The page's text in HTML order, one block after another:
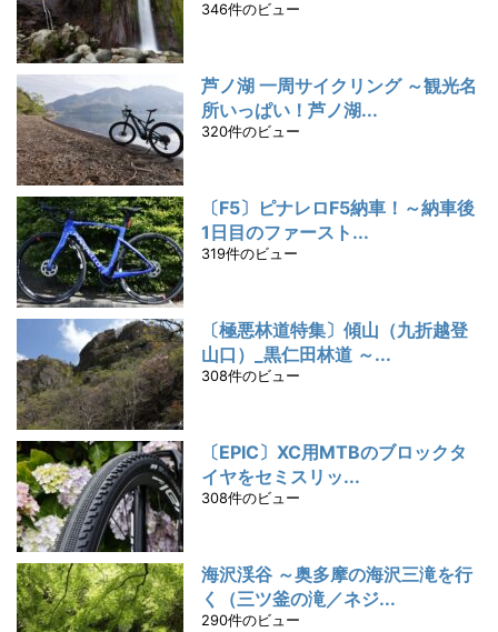
346件のビュー
芦ノ湖 一周サイクリング ～観光名
所いっぱい！芦ノ湖...
320件のビュー
〔F5〕ピナレロF5納車！～納車後
1日目のファースト...
319件のビュー
〔極悪林道特集〕傾山（九折越登
山口）_黒仁田林道 ～...
308件のビュー
〔EPIC〕XC用MTBのブロックタ
イヤをセミスリッ...
308件のビュー
海沢渓谷 ～奥多摩の海沢三滝を行
く（三ツ釜の滝／ネジ...
290件のビュー